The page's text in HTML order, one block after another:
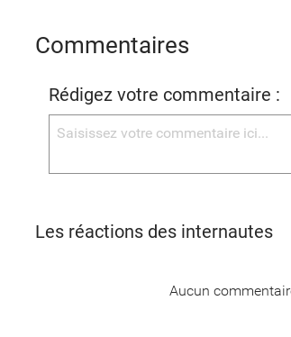
Commentaires
Rédigez votre commentaire :
Les réactions des internautes
Aucun